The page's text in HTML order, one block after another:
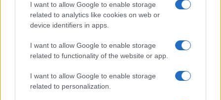
I want to allow Google to enable storage
related to analytics like cookies on web or
device identifiers in apps.
I want to allow Google to enable storage
related to functionality of the website or app.
I want to allow Google to enable storage
related to personalization.
Prezzo
Gold (Terra
(PAXG)
$4,187.30
Kinza Babylon Staked